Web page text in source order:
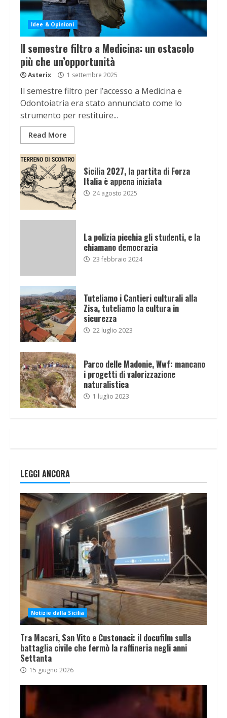
Idee & Opinioni
Il semestre filtro a Medicina: un ostacolo
più che un’opportunità
Asterix 1 settembre 2025
Il semestre filtro per l’accesso a Medicina e
Odontoiatria era stato annunciato come lo
strumento per restituire...
Read More
Sicilia 2027, la partita di Forza
Italia è appena iniziata
24 agosto 2025
La polizia picchia gli studenti, e la
chiamano democrazia
23 febbraio 2024
Tuteliamo i Cantieri culturali alla
Zisa, tuteliamo la cultura in
sicurezza
22 luglio 2023
Parco delle Madonie, Wwf: mancano
i progetti di valorizzazione
naturalistica
1 luglio 2023
LEGGI ANCORA
Notizie dalla Sicilia
Tra Macari, San Vito e Custonaci: il docufilm sulla
battaglia civile che fermò la raffineria negli anni
Settanta
15 giugno 2026